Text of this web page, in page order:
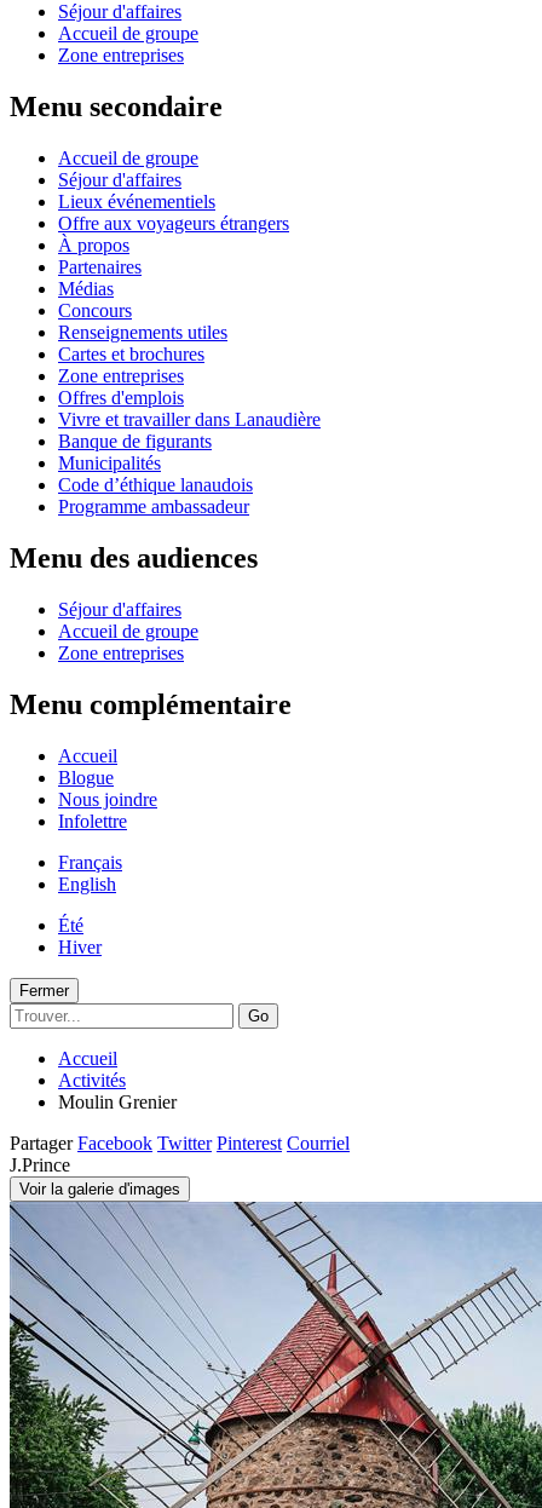
Séjour d'affaires
Accueil de groupe
Zone entreprises
Menu secondaire
Accueil de groupe
Séjour d'affaires
Lieux événementiels
Offre aux voyageurs étrangers
À propos
Partenaires
Médias
Concours
Renseignements utiles
Cartes et brochures
Zone entreprises
Offres d'emplois
Vivre et travailler dans Lanaudière
Banque de figurants
Municipalités
Code d’éthique lanaudois
Programme ambassadeur
Menu des audiences
Séjour d'affaires
Accueil de groupe
Zone entreprises
Menu complémentaire
Accueil
Blogue
Nous joindre
Infolettre
Français
English
Été
Hiver
Fermer
Go
Accueil
Activités
Moulin Grenier
Partager Facebook Twitter Pinterest Courriel
J.Prince
Voir la galerie d'images